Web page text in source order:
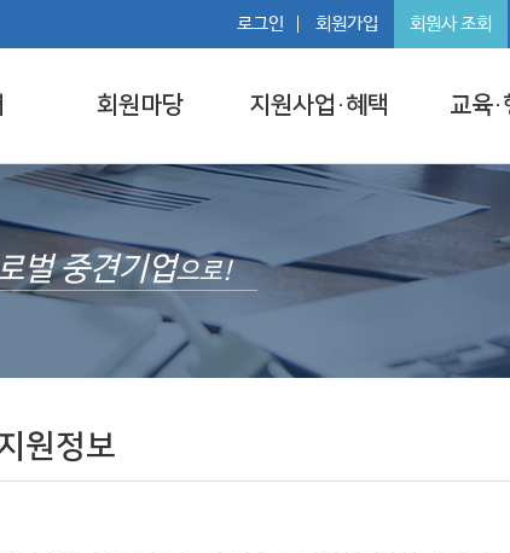
회원마당 지원사업·혜택 교육·
로그인 회원가입 회원사 조회
벌 중견기업으로!
원정보